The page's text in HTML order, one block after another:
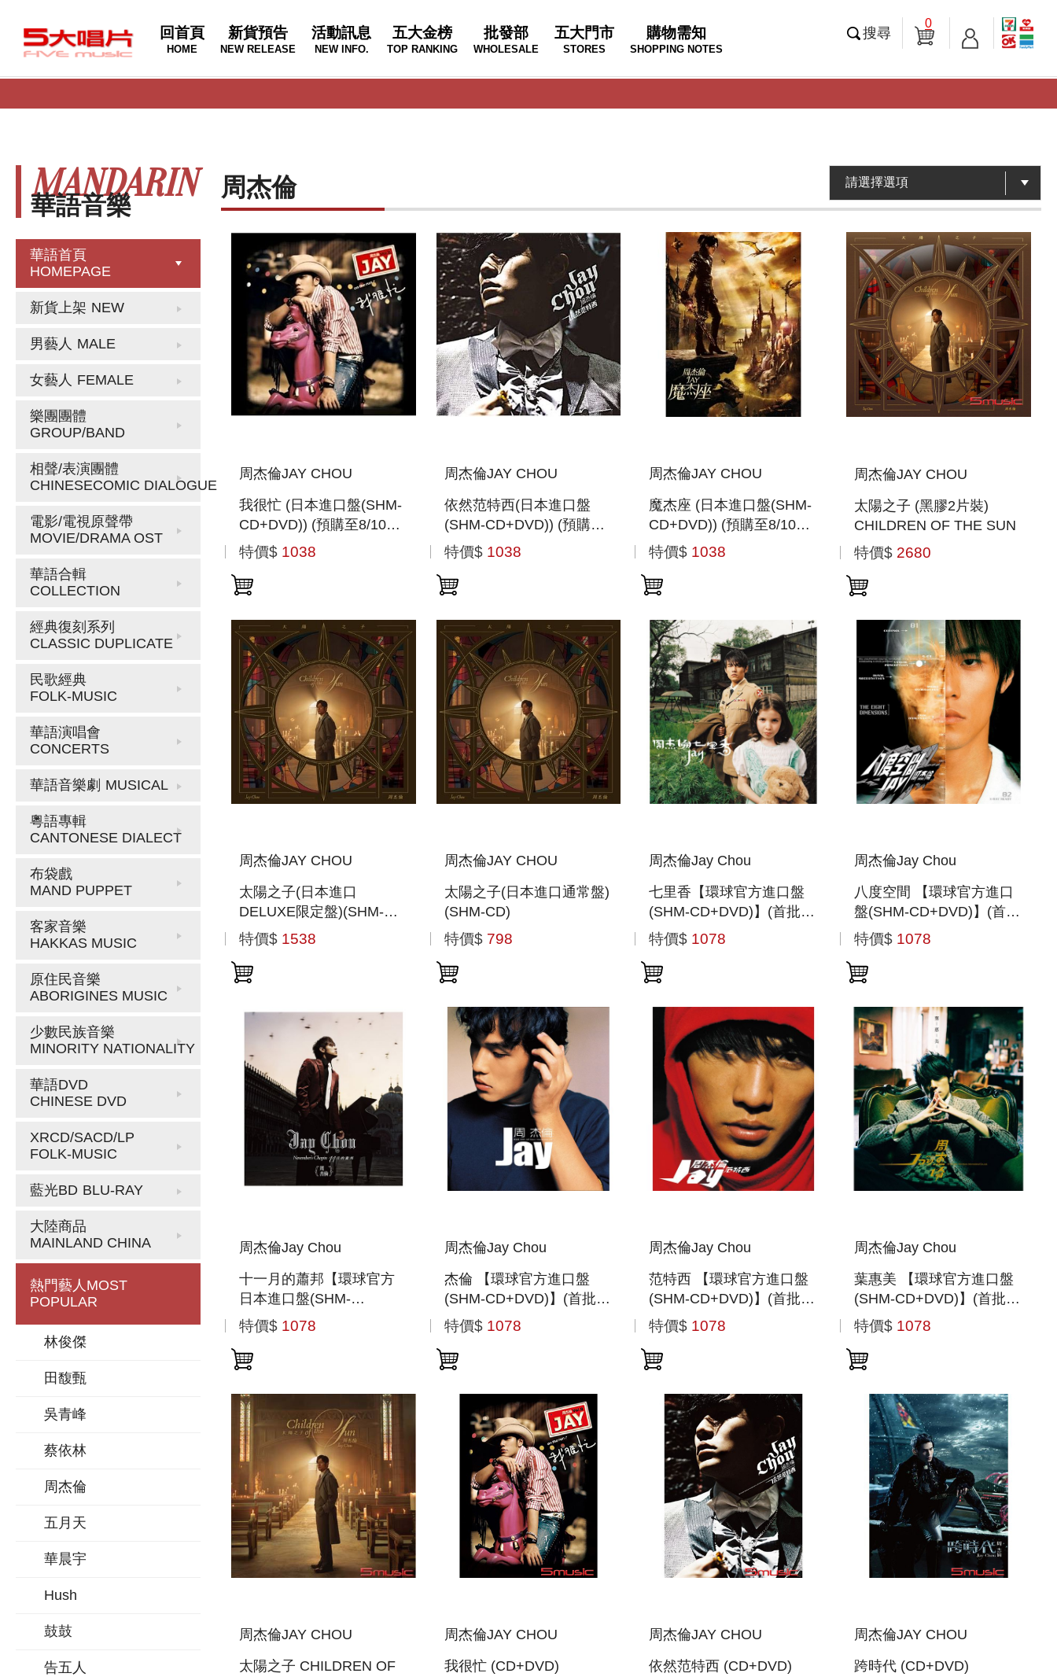
回首頁
HOME
新貨預告
NEW RELEASE
活動訊息
NEW INFO.
五大金榜
TOP RANKING
批發部
WHOLESALE
五大門市
STORES
購物需知
SHOPPING NOTES
搜尋
0
華語音樂
MANDARIN
華語首頁
HOMEPAGE
新貨上架 NEW
男藝人 MALE
女藝人 FEMALE
樂團團體
GROUP/BAND
相聲/表演團體
CHINESECOMIC DIALOGUE
電影/電視原聲帶
MOVIE/DRAMA OST
華語合輯
COLLECTION
經典復刻系列
CLASSIC DUPLICATE
民歌經典
FOLK-MUSIC
華語演唱會
CONCERTS
華語音樂劇 MUSICAL
粵語專輯
CANTONESE DIALECT
布袋戲
MAND PUPPET
客家音樂
HAKKAS MUSIC
原住民音樂
ABORIGINES MUSIC
少數民族音樂
MINORITY NATIONALITY
華語DVD
CHINESE DVD
XRCD/SACD/LP
FOLK-MUSIC
藍光BD BLU-RAY
大陸商品
MAINLAND CHINA
熱門藝人 MOST
POPULAR
林俊傑
田馥甄
吳青峰
蔡依林
周杰倫
五月天
華晨宇
Hush
鼓鼓
告五人
周杰倫
周杰倫JAY CHOU
我很忙 (日本進口盤(SHM-
CD+DVD)) (預購至8/10
12:00止)
特價$ 1038
周杰倫JAY CHOU
依然范特西(日本進口盤
(SHM-CD+DVD)) (預購至
8/10 12:00止)
特價$ 1038
周杰倫JAY CHOU
魔杰座 (日本進口盤(SHM-
CD+DVD)) (預購至8/10
12:00止)
特價$ 1038
周杰倫JAY CHOU
太陽之子 (黑膠2片裝)
CHILDREN OF THE SUN
特價$ 2680
周杰倫JAY CHOU
太陽之子(日本進口
DELUXE限定盤)(SHM-
CD)
特價$ 1538
周杰倫JAY CHOU
太陽之子(日本進口通常盤)
(SHM-CD)
特價$ 798
周杰倫Jay Chou
七里香【環球官方進口盤
(SHM-CD+DVD)】(首批封
入特典)
特價$ 1078
周杰倫Jay Chou
八度空間 【環球官方進口
盤(SHM-CD+DVD)】(首批
封入特典)
特價$ 1078
周杰倫Jay Chou
十一月的蕭邦【環球官方
日本進口盤(SHM-
CD+DVD)】(首批封入特
典)
特價$ 1078
周杰倫Jay Chou
杰倫 【環球官方進口盤
(SHM-CD+DVD)】(首批封
入特典)
特價$ 1078
周杰倫Jay Chou
范特西 【環球官方進口盤
(SHM-CD+DVD)】(首批封
入特典)
特價$ 1078
周杰倫Jay Chou
葉惠美 【環球官方進口盤
(SHM-CD+DVD)】(首批封
入特典)
特價$ 1078
周杰倫JAY CHOU
太陽之子 CHILDREN OF
周杰倫JAY CHOU
我很忙 (CD+DVD)
周杰倫JAY CHOU
依然范特西 (CD+DVD)
周杰倫JAY CHOU
跨時代 (CD+DVD)